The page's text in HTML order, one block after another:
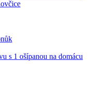
s 1 ošípanou na domácu